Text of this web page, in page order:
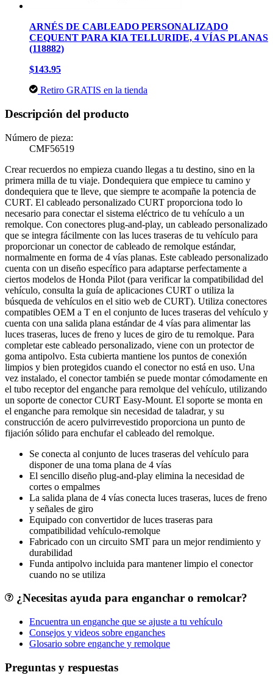
ARNÉS DE CABLEADO PERSONALIZADO
CEQUENT PARA KIA TELLURIDE, 4 VÍAS PLANAS
(118882)
$143.95
Retiro GRATIS en la tienda
Descripción del producto
Número de pieza:
CMF56519
Crear recuerdos no empieza cuando llegas a tu destino, sino en la
primera milla de tu viaje. Dondequiera que empiece tu camino y
dondequiera que te lleve, que siempre te acompañe la potencia de
CURT. El cableado personalizado CURT proporciona todo lo
necesario para conectar el sistema eléctrico de tu vehículo a un
remolque. Con conectores plug-and-play, un cableado personalizado
que se integra fácilmente con las luces traseras de tu vehículo para
proporcionar un conector de cableado de remolque estándar,
normalmente en forma de 4 vías planas. Este cableado personalizado
cuenta con un diseño específico para adaptarse perfectamente a
ciertos modelos de Honda Pilot (para verificar la compatibilidad del
vehículo, consulta la guía de aplicaciones CURT o utiliza la
búsqueda de vehículos en el sitio web de CURT). Utiliza conectores
compatibles OEM a T en el conjunto de luces traseras del vehículo y
cuenta con una salida plana estándar de 4 vías para alimentar las
luces traseras, luces de freno y luces de giro de tu remolque. Para
completar este cableado personalizado, viene con un protector de
goma antipolvo. Esta cubierta mantiene los puntos de conexión
limpios y bien protegidos cuando el conector no está en uso. Una
vez instalado, el conector también se puede montar cómodamente en
el tubo receptor del enganche para remolque del vehículo, utilizando
un soporte de conector CURT Easy-Mount. El soporte se monta en
el enganche para remolque sin necesidad de taladrar, y su
construcción de acero pulvirrevestido proporciona un punto de
fijación sólido para enchufar el cableado del remolque.
Se conecta al conjunto de luces traseras del vehículo para
disponer de una toma plana de 4 vías
El sencillo diseño plug-and-play elimina la necesidad de
cortes o empalmes
La salida plana de 4 vías conecta luces traseras, luces de freno
y señales de giro
Equipado con convertidor de luces traseras para
compatibilidad vehículo-remolque
Fabricado con un circuito SMT para un mejor rendimiento y
durabilidad
Funda antipolvo incluida para mantener limpio el conector
cuando no se utiliza
¿Necesitas ayuda para enganchar o remolcar?
Encuentra un enganche que se ajuste a tu vehículo
Consejos y videos sobre enganches
Glosario sobre enganche y remolque
Preguntas y respuestas